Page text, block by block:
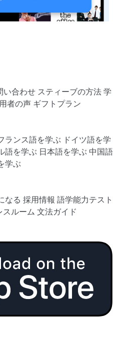
い合わせ スティーブの方法学
者の声 ギフトプラン
ランス語を学ぶ ドイツ語を学
語を学ぶ 日本語を学ぶ 中国語
学ぶ
なる 採用情報 語学能力テスト
スルーム 文法ガイド